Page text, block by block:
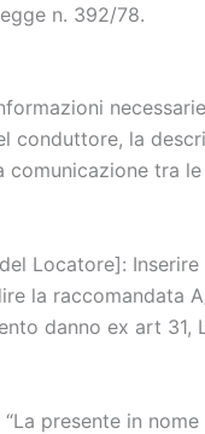
n. 392/78.
conduttore, la
comunicazione tra
Locatore]:
la raccomandata
danno ex art 31,
presente in